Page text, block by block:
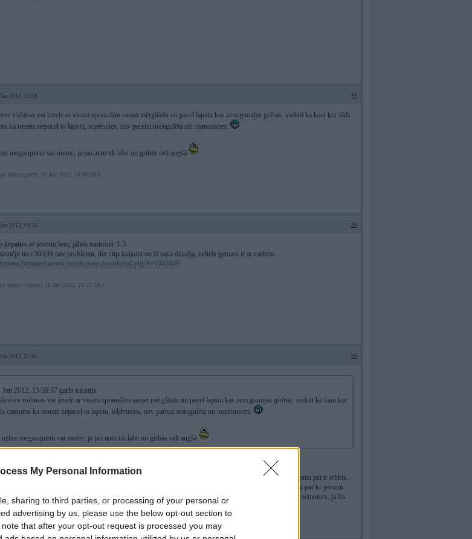
My Personal Information
sharing to third parties, or processing of your personal or
advertising by us, please use the below opt-out section to
that after your opt-out request is processed you may
2012, 13:59 #4
trubinas vai izvelc ar visam sprauslām samet mērglāzēs un pacel lapstu kas zem gumijas gofras. varbūt ka kaut kur tāds
ka nemaz nepaceļ to lapstu, ieķērusies, nav pareizi noregulēta utt :manometrs:
megasquirtu vai motec, ja jau auto tik labs un gribās celt augšā
laboja garfs, 11 Jan 2012, 14:00:56 ]
2012, 14:26 #5
ķēpāties ar jetronic'iem, jāliek motronic 1.3
no e30/e34 nav problēmu, der stiprinājumi no šī paša dzinēja, neliels gemars ir ar vadiem.
forum/showthread.php?t=1045649
laboja Castor, 11 Jan 2012, 14:27:18 ]
2012, 15:45 #6
Jan 2012, 13:59:37 garfs rakstīja:
trubinas vai izvelc ar visam sprauslām samet mērglāzēs un pacel lapstu kas zem gumijas gofras. varbūt ka kaut kur
caurums ka nemaz nepaceļ to lapstu, ieķērusies, nav pareizi noregulēta utt :manometrs:
uzliec megasquirtu vai motec, ja jau auto tik labs un gribās celt augšā
cauri.. Auto stāvoklis nav spīdošs, bet virsbūve jau gandrīz visa pārmetināta. daudz laika un finansējuma jau ir ielikts,
šķirties, zinu, ka jau sen varēja nopirkt citu un labāku, bet nu, no savām kļūdām mācās.. Neko labu par k- jetronic
dzirdējis, pārtaisīt viņu arī prāta nebūs, pat ar visu palīgmateriālu, ko man te sadeva. Būs vien jābāž cits nemotors, ja šis